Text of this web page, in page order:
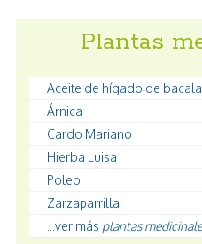
Plantas
Aceite de hígado de
Árnica
Cardo Mariano
Hierba Luisa
Poleo
Zarzaparrilla
...ver más plantas